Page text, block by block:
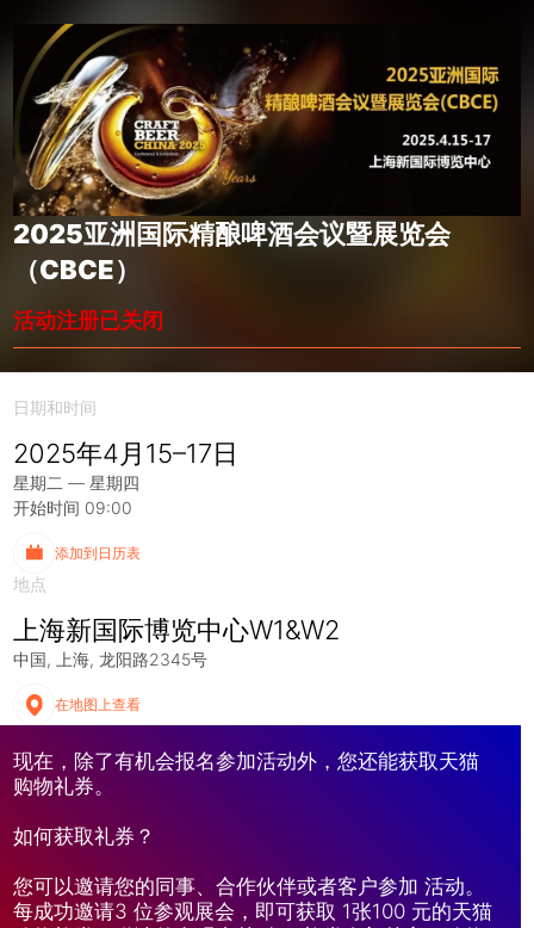
2025亚洲国际精酿啤酒会议暨展览会
（CBCE）
活动注册已关闭
日期和时间
2025年4月15–17日
星期二 — 星期四
开始时间 09:00
添加到日历表
地点
上海新国际博览中心W1&W2
中国 上海 龙阳路2345号
在地图上查看
现在，除了有机会报名参加活动外，您还能获取天猫
购物礼券。
如何获取礼券？
您可以邀请您的同事、合作伙伴或者客户参加 活动。
每成功邀请3 位参观展会，即可获取 1张100 元的天猫